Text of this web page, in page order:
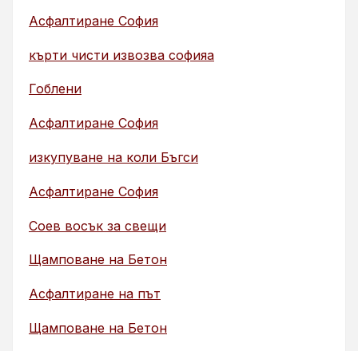
Асфалтиране София
кърти чисти извозва софияа
Гоблени
Асфалтиране София
изкупуване на коли Бъгси
Асфалтиране София
Соев восък за свещи
Щамповане на Бетон
Асфалтиране на път
Щамповане на Бетон